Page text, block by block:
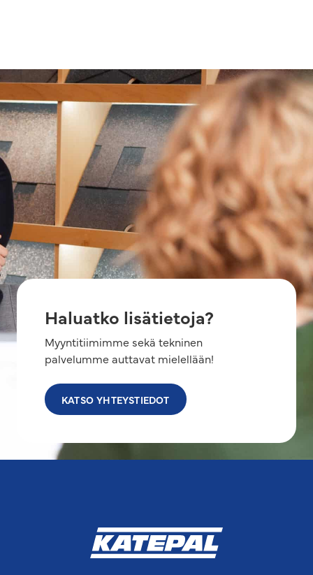
Haluatko lisätietoja?
Myyntitiimimme sekä tekninen
palvelumme auttavat mielellään!
KATSO YHTEYSTIEDOT